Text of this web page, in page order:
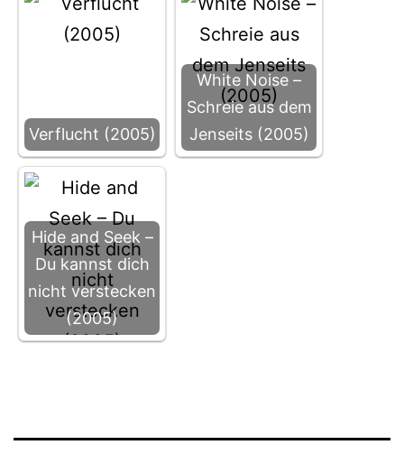
Verflucht (2005)
White Noise –
Schreie aus dem
Jenseits (2005)
Hide and Seek –
Du kannst dich
nicht verstecken
(2005)